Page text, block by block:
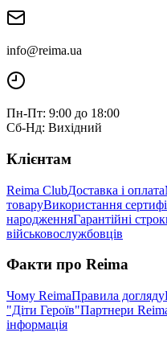
info@reima.ua
Пн-Пт: 9:00 до 18:00
Сб-Нд: Вихідний
Клієнтам
Reima ClubДоставка і оплата
товаруВикористання
народженняГарантійні
військовослужбовців
Факти про Reima
Чому ReimaПравила догляду
"Діти Героїв"Партнери
інформація